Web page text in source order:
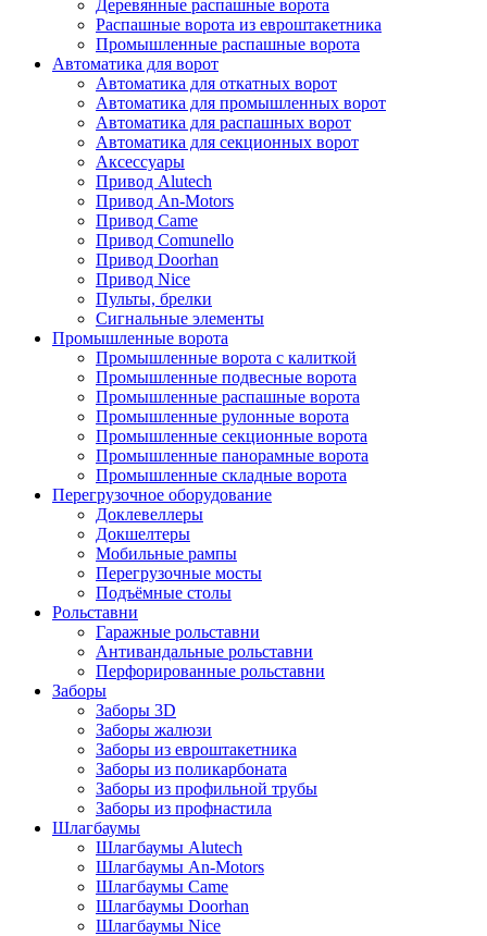
Деревянные распашные ворота
Распашные ворота из евроштакетника
Промышленные распашные ворота
Автоматика для ворот
Автоматика для откатных ворот
Автоматика для промышленных ворот
Автоматика для распашных ворот
Автоматика для секционных ворот
Аксессуары
Привод Alutech
Привод An-Motors
Привод Came
Привод Comunello
Привод Doorhan
Привод Nice
Пульты, брелки
Сигнальные элементы
Промышленные ворота
Промышленные ворота с калиткой
Промышленные подвесные ворота
Промышленные распашные ворота
Промышленные рулонные ворота
Промышленные секционные ворота
Промышленные панорамные ворота
Промышленные складные ворота
Перегрузочное оборудование
Доклевеллеры
Докшелтеры
Мобильные рампы
Перегрузочные мосты
Подъёмные столы
Рольставни
Гаражные рольставни
Антивандальные рольставни
Перфорированные рольставни
Заборы
Заборы 3D
Заборы жалюзи
Заборы из евроштакетника
Заборы из поликарбоната
Заборы из профильной трубы
Заборы из профнастила
Шлагбаумы
Шлагбаумы Alutech
Шлагбаумы An-Motors
Шлагбаумы Came
Шлагбаумы Doorhan
Шлагбаумы Nice